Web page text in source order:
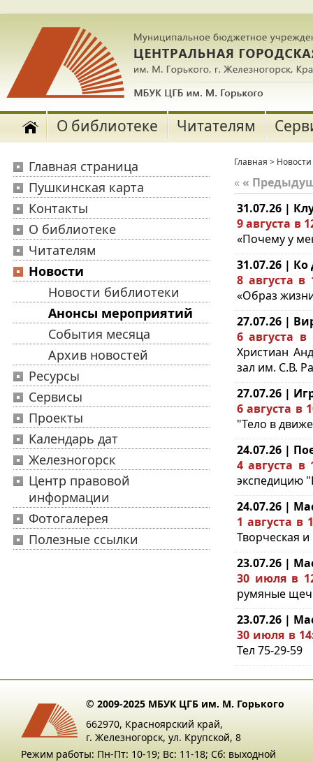
О библиотеке Читателям
Главная страница
Пушкинская карта
Контакты
О библиотеке
Читателям
Новости
Новости библиотеки
Анонсы мероприятий
События месяца
Архив новостей
Ресурсы
Сервисы
Проекты
Календарь дат
Железногорск
Центр правовой
информации
Фотогалерея
Полезные ссылки
Главная > Новости
« «
31.07.26 |
9 августа в
«Почему у
31.07.26 |
8 августа в
«Образ
27.07.26 |
6 августа
Христиан
зал им. С.В.
27.07.26 |
6 августа в
"Тело в
24.07.26 |
4 августа в
экспедицию
24.07.26 |
1 августа в
Творческая
23.07.26 |
30 июля в
румяные
23.07.26 |
30 июля в
Тел 75-29-59
© 2009-2025 МБУК ЦГБ им. М. Горького
662970, Красноярский край,
г. Железногорск, ул. Крупской, 8
Режим работы: Пн-Пт: 10-19; Вс: 11-18; Сб: выходной